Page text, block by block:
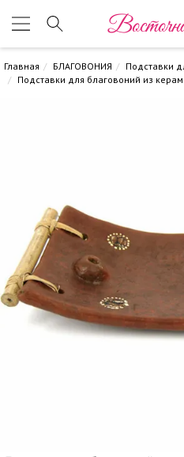
Главная БЛАГОВОНИЯ
Подставки
Подставки для благовоний из